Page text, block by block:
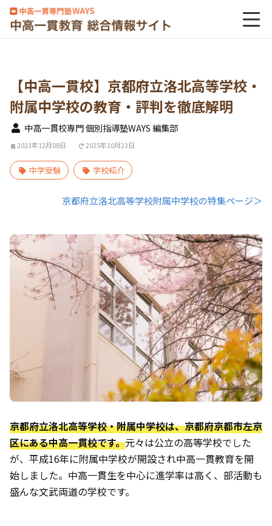
【中高一貫校】京都府立洛北高等学校・
附属中学校の教育・評判を徹底解明
中高一貫校専門 個別指導塾WAYS 編集部
2023年12月08日 2025年10月23日
中学受験 学校紹介
京都府立洛北高等学校附属中学校の特集ページ＞
京都府立洛北高等学校・附属中学校は、京都府京都市左京
区にある中高一貫校です。元々は公立の高等学校でした
が、平成16年に附属中学校が開設され中高一貫教育を開
始しました。中高一貫生を中心に進学率は高く、部活動も
盛んな文武両道の学校です。